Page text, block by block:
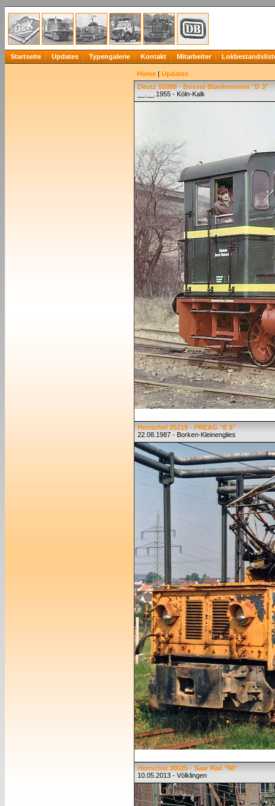
Startseite Updates Typengalerie Kontakt Mitarbeiter
Home | Updates
Deutz 55888 - Bossel-Blankenstein "D 3"
__.__.1955 - Köln-Kalk
Henschel 25219 - PREAG "E 6"
22.08.1987 - Borken-Kleinenglies
Henschel 30025 - Saar Rail "58"
10.05.2013 - Völklingen